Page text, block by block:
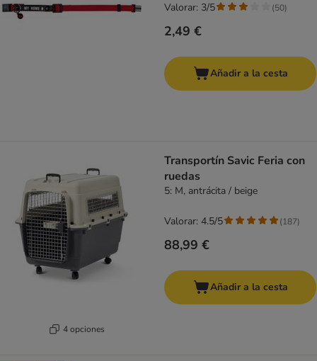
2,49 €
Valorar: 3/5 (50)
Añadir a la cesta
4 opciones
Transportín Savic Feria con
ruedas
5: M, antrácita / beige
88,99 €
Valorar: 4.5/5 (187)
Añadir a la cesta